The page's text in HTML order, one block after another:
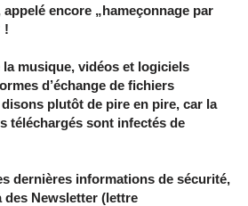
encore „hameçonnage par
!
la musique, vidéos et logiciels
d’échange de fichiers
plutôt de pire en pire, car la
téléchargés sont infectés de
dernières informations de sécurité,
des Newsletter (lettre